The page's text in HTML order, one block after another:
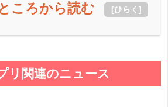
ころから読む [ひらく ]
リ関連のニュース